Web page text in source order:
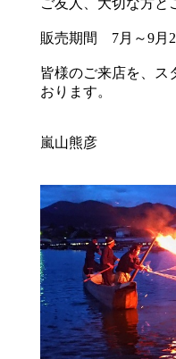
ご友人、大切な方と
販売期間 7月～9月
皆様のご来店を、ス
おります。
嵐山熊彦